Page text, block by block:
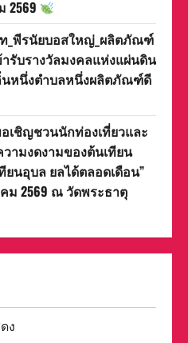
2569
_พีรนัยบอสใหญ่_ผลิตภัณฑ์
ารับรางวัลมงคลแห่งแผ่นดิน
หนึ่งตำบลหนึ่งผลิตภัณฑ์ดี
เชิญชวนนักท่องเที่ยวและ
ามงดงามของต้นเทียน
ยนอุบล ยลได้ตลอดเดือน”
ม 2569 ณ วัดพระธาตุ
ง